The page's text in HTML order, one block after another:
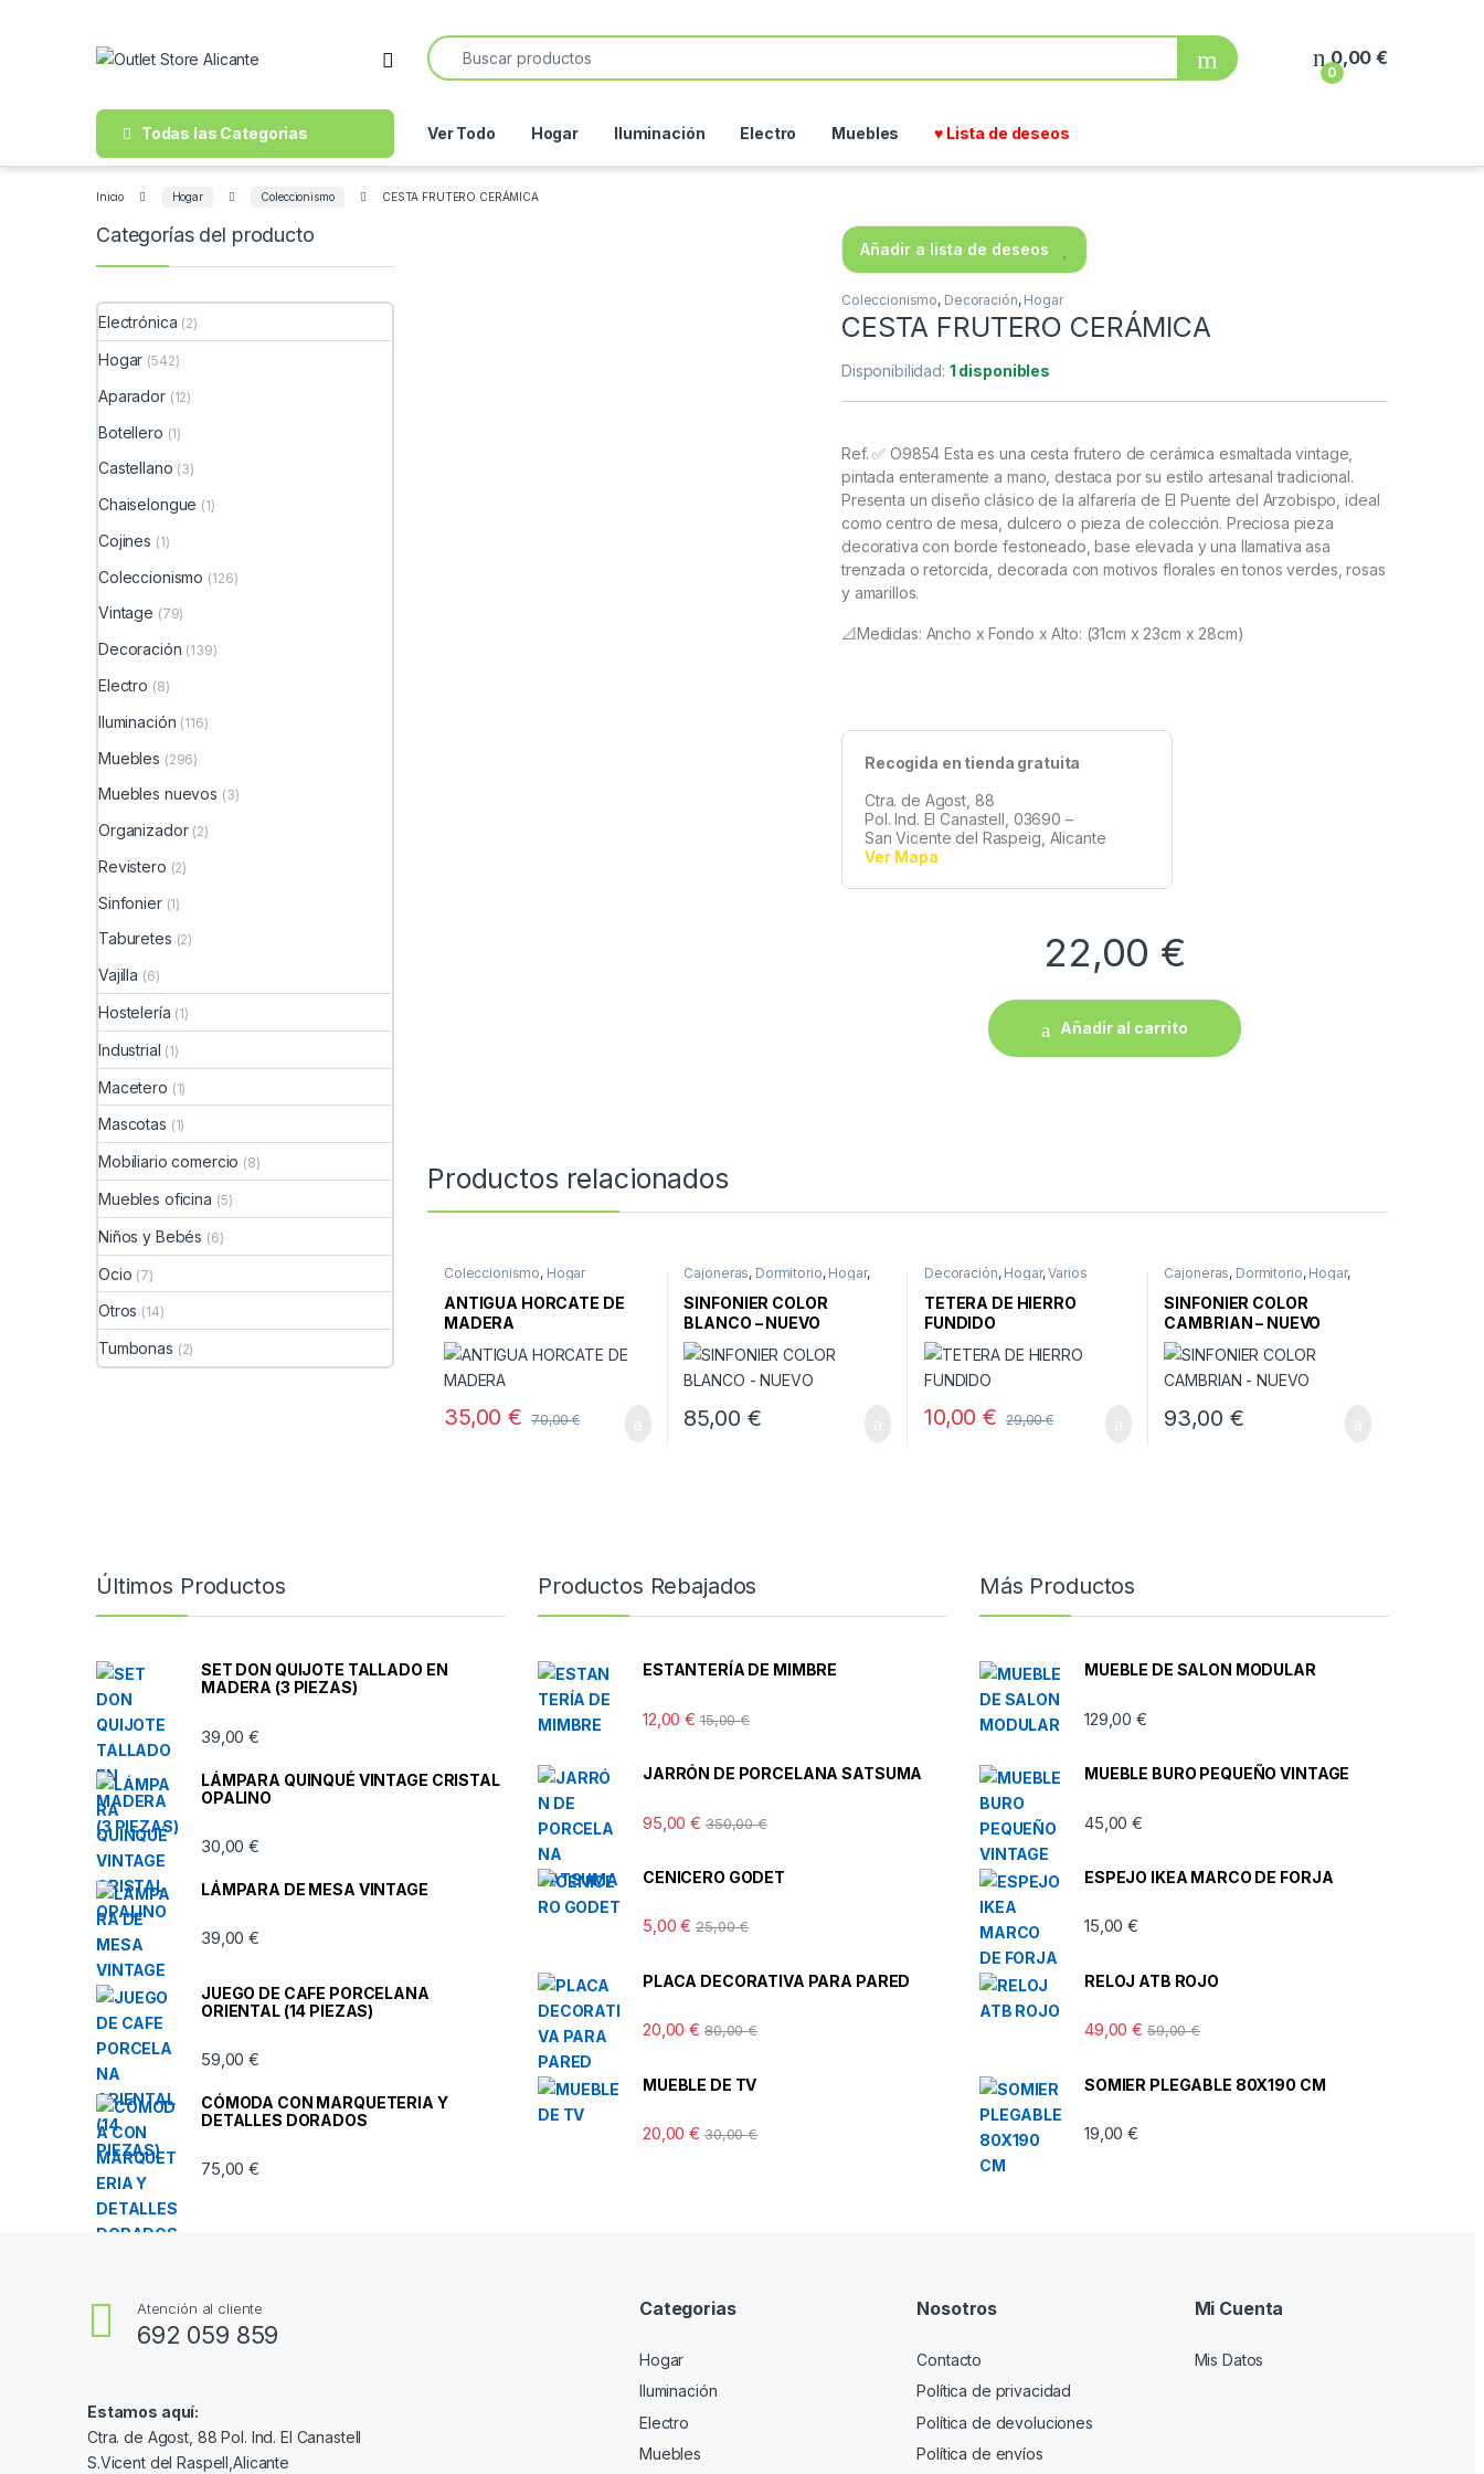
Open
Search for:
0
0,00€
Todas las Categorias Ver Todo Hogar Iluminación Electro Muebles ♥ Lista de deseos
Inicio Hogar Coleccionismo CESTA FRUTERO CERÁMICA
Añadir a lista de deseos
Coleccionismo, Decoración, Hogar
CESTA FRUTERO CERÁMICA
Disponibilidad: 1 disponibles
Ref. ✅ O9854 Esta es una cesta frutero de cerámica esmaltada vintage
pintada enteramente a mano, destaca por su estilo artesanal tradicional.
Presenta un diseño clásico de laalfarería de El Puente del Arzobispo , ideal
como centro de mesa, dulcero o pieza de colección. Preciosa pieza
decorativa con borde festoneado, base elevada y una llamativa asa
trenzada o retorcida, decorada con motivos florales en tonos verdes, rosas
y amarillos.
📐Medidas: Ancho x Fondo x Alto: (31cm x 23cm x 28cm)
Recogida en tienda gratuita
Ctra. de Agost, 88
Pol. Ind. El Canastell, 03690 –
San Vicente del Raspeig, Alicante
Ver Mapa
22,00 €
Añadir al carrito
Productos relacionados
Coleccionismo, Hogar
ANTIGUA HORCATE DE
MADERA
35,00€ 70,00€
Cajoneras, Dormitorio, Hogar,
SINFONIER COLOR
BLANCO – NUEVO
85,00 €
Decoración, Hogar,Varios
TETERA DE HIERRO
FUNDIDO
10,00€ 29,00€
Cajoneras, Dormitorio, Hogar,
SINFONIER COLOR
CAMBRIAN – NUEVO
93,00 €
Categorías del producto
Electrónica (2)
Hogar (542)
Aparador (12)
Botellero (1)
Castellano (3)
Chaiselongue (1)
Cojines (1)
Coleccionismo (126)
Vintage (79)
Decoración (139)
Electro (8)
Iluminación (116)
Muebles (296)
Muebles nuevos (3)
Organizador (2)
Revistero (2)
Sinfonier (1)
Taburetes (2)
Vajilla (6)
Hostelería (1)
Industrial (1)
Macetero (1)
Mascotas (1)
Mobiliario comercio (8)
Muebles oficina (5)
Niños y Bebés (6)
Ocio (7)
Otros (14)
Tumbonas (2)
Últimos Productos
SET DON QUIJOTE TALLADO EN
MADERA (3 PIEZAS)
39,00€
LÁMPARA QUINQUÉ VINTAGE CRISTAL
OPALINO
30,00€
LÁMPARA DE MESA VINTAGE
39,00€
JUEGO DE CAFE PORCELANA
ORIENTAL (14 PIEZAS)
59,00€
CÓMODA CON MARQUETERIA Y
DETALLES DORADOS
75,00€
Productos Rebajados
ESTANTERÍA DE MIMBRE
12,00€ 15,00€
JARRÓN DE PORCELANA SATSUMA
95,00€ 350,00€
CENICERO GODET
5,00€ 25,00€
PLACA DECORATIVA PARA PARED
20,00€ 80,00€
MUEBLE DE TV
20,00€ 30,00€
Más Productos
MUEBLE DE SALON MODULAR
129,00€
MUEBLE BURO PEQUEÑO VINTAGE
45,00€
ESPEJO IKEA MARCO DE FORJA
15,00€
RELOJ ATB ROJO
49,00€ 59,00€
SOMIER PLEGABLE 80X190 CM
19,00€
Atención al cliente
692 059 859
Estamos aquí:
Ctra. de Agost, 88 Pol. Ind. El Canastell
S.Vicent del Raspell,Alicante
Categorias
Hogar
Iluminación
Electro
Muebles
Nosotros
Contacto
Política de privacidad
Política de devoluciones
Política de envíos
Mi Cuenta
Mis Datos